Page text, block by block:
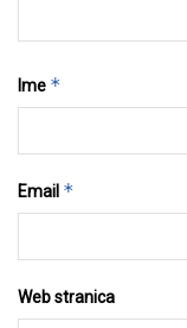
Ime *
Email *
Web stranica